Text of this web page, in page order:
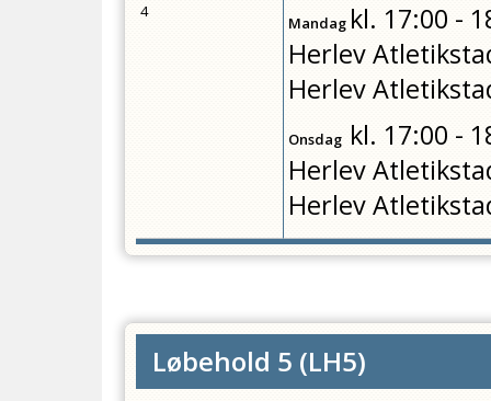
4
Mandagkl. 17:00 -
Herlev
Herlev
Onsdag kl. 17:00 -
Herlev
Herlev
Løbehold 5 (LH5)